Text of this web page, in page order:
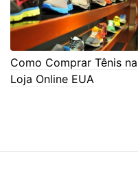
Como Comprar Tênis na
Loja Online EUA